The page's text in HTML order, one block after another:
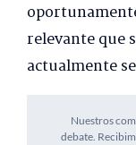
relevante que
actualmente
Nuestros
debate.